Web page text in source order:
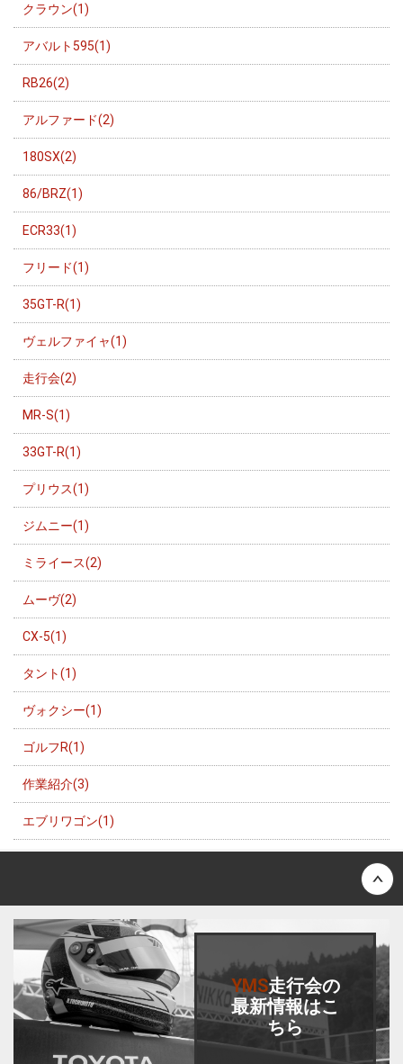
クラウン(1)
アバルト595(1)
RB26(2)
アルファード(2)
180SX(2)
86/BRZ(1)
ECR33(1)
フリード(1)
35GT-R(1)
ヴェルファイャ(1)
走行会(2)
MR-S(1)
33GT-R(1)
プリウス(1)
ジムニー(1)
ミライース(2)
ムーヴ(2)
CX-5(1)
タント(1)
ヴォクシー(1)
ゴルフR(1)
作業紹介(3)
エブリワゴン(1)
YMS走行会の
最新情報はこ
ちら